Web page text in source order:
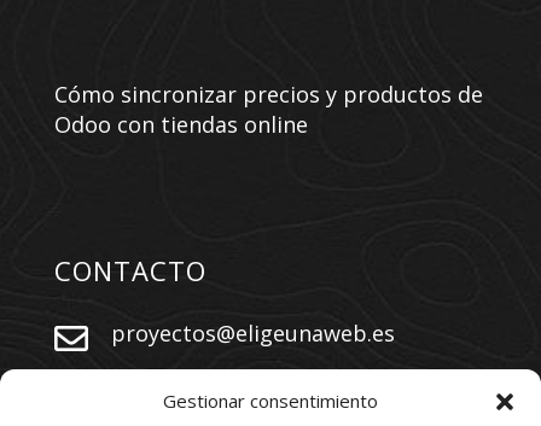
Gestionar consentimiento
Cómo sincronizar precios y productos de
Odoo con tiendas online
CONTACTO
 proyectos@eligeunaweb.es
+34 609 730 569